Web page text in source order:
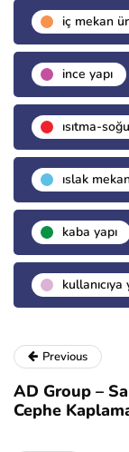
i̇ç mekan
i̇nce yapı
isıtma-
islak
kaba yapı
Previous
AD Group –
Cephe